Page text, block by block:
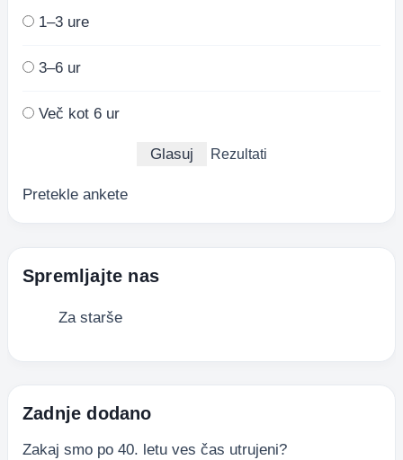
1–3 ure
3–6 ur
Več kot 6 ur
Rezultati
Pretekle ankete
Spremljajte nas
Za starše
Zadnje dodano
Zakaj smo po 40. letu ves čas utrujeni?